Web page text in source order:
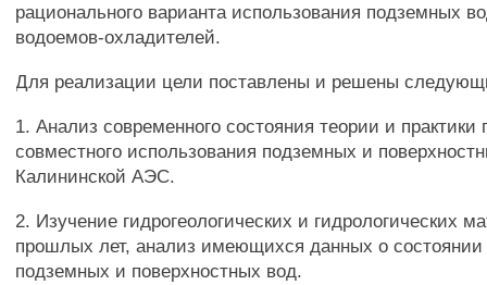
рационального варианта использования подземных
водоемов-охладителей.
Для реализации цели поставлены и решены
1. Анализ современного состояния теории и практики
совместного использования подземных и
Калининской АЭС.
2. Изучение гидрогеологических и гидрологических
прошлых лет, анализ имеющихся данных о состоянии
подземных и поверхностных вод.